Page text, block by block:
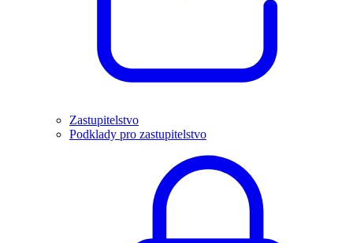
Zastupitelstvo
Podklady pro zastupitelstvo